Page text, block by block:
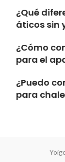
¿Qué
áticos sin
¿Cómo
para el
¿Puedo
para